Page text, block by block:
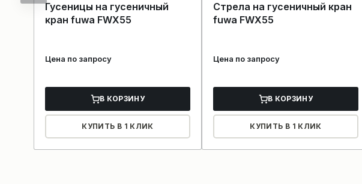
Гусеницы на гусеничный
кран fuwa FWX55
Цена по запросу
В КОРЗИНУ
КУПИТЬ В 1 КЛИК
Стрела на гусеничный кран
fuwa FWX55
Цена по запросу
В КОРЗИНУ
КУПИТЬ В 1 КЛИК